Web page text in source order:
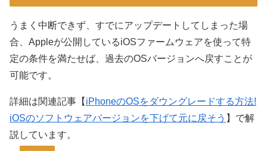
うまく中断できず、すでにアップデートしてしまった場
合、Appleが公開しているiOSファームウェアを使って特
定の条件を満たせば、過去のOSバージョンへ戻すことが
可能です。
詳細は関連記事【 iPhoneのOSをダウングレードする方法!
iOSのソフトウェアバージョンを下げて元に戻そう 】で解
説しています。